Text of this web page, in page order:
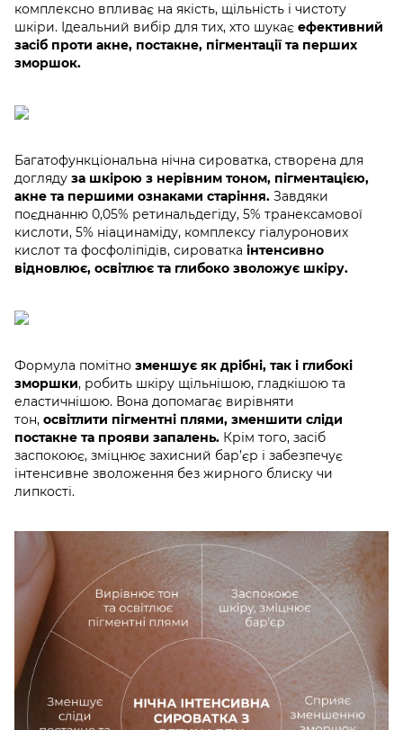
комплексно впливає на якість, щільність і чистоту
шкіри. Ідеальний вибір для тих, хто шукає ефективний
засіб проти акне, постакне, пігментації та перших
зморшок.
Багатофункціональна нічна сироватка, створена для
догляду за шкірою з нерівним тоном, пігментацією,
акне та першими ознаками старіння. Завдяки
поєднанню 0,05% ретинальдегіду, 5% транексамової
кислоти, 5% ніацинаміду, комплексу гіалуронових
кислот та фосфоліпідів, сироватка інтенсивно
відновлює, освітлює та глибоко зволожує шкіру.
Формула помітно зменшує як дрібні, так і глибокі
зморшки, робить шкіру щільнішою, гладкішою та
еластичнішою. Вона допомагає вирівняти
тон, освітлити пігментні плями, зменшити сліди
постакне та прояви запалень. Крім того, засіб
заспокоює, зміцнює захисний бар’єр і забезпечує
інтенсивне зволоження без жирного блиску чи
липкості.